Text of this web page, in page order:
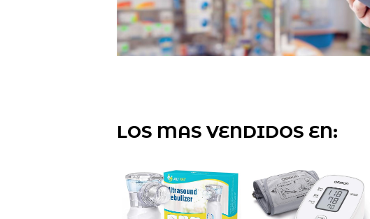
LOS MAS VENDIDOS EN: